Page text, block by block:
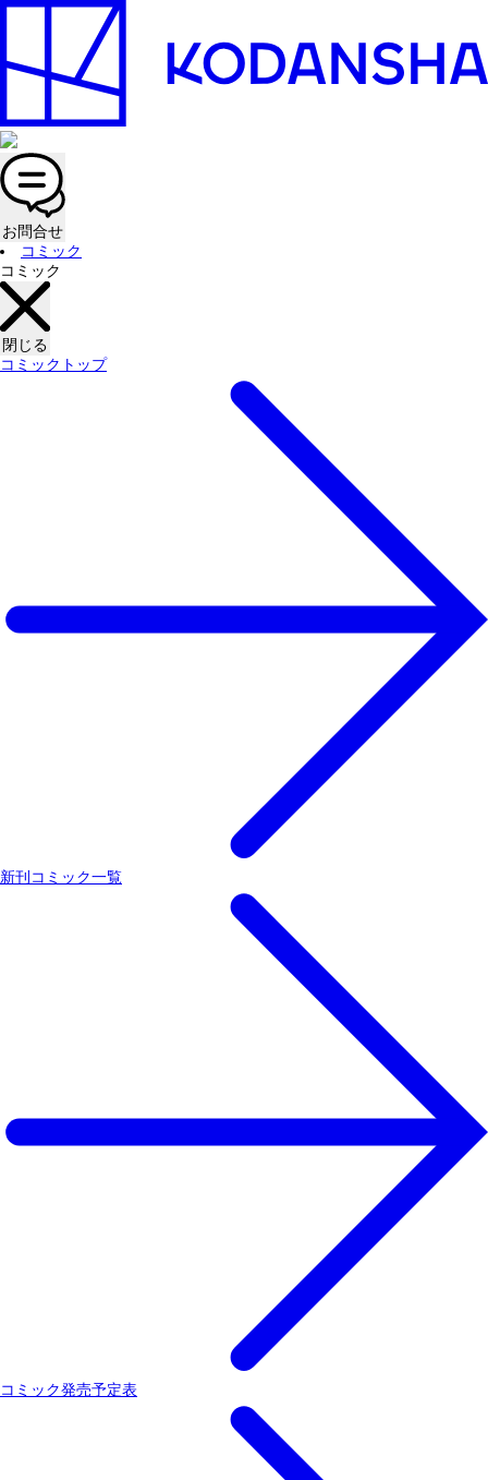
お問合せ
コミック
コミック
閉じる
コミックトップ
新刊コミック一覧
コミック発売予定表